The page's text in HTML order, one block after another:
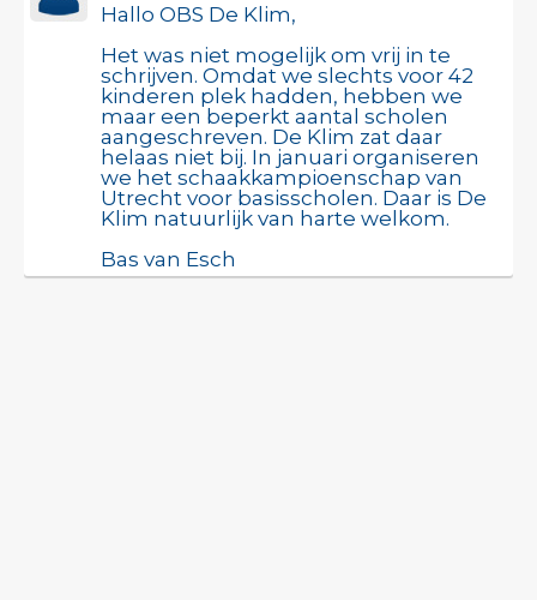
Hallo OBS De Klim,
Het was niet mogelijk om vrij in te
schrijven. Omdat we slechts voor 42
kinderen plek hadden, hebben we
maar een beperkt aantal scholen
aangeschreven. De Klim zat daar
helaas niet bij. In januari organiseren
we het schaakkampioenschap van
Utrecht voor basisscholen. Daar is De
Klim natuurlijk van harte welkom.
Bas van Esch